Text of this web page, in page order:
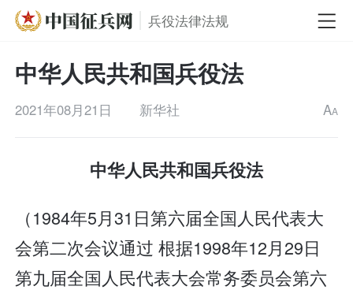
兵役法律法规
中华人民共和国兵役法
2021年08月21日 新华社 AA
中华人民共和国兵役法
（1984年5月31日第六届全国人民代表大
会第二次会议通过 根据1998年12月29日
第九届全国人民代表大会常务委员会第六